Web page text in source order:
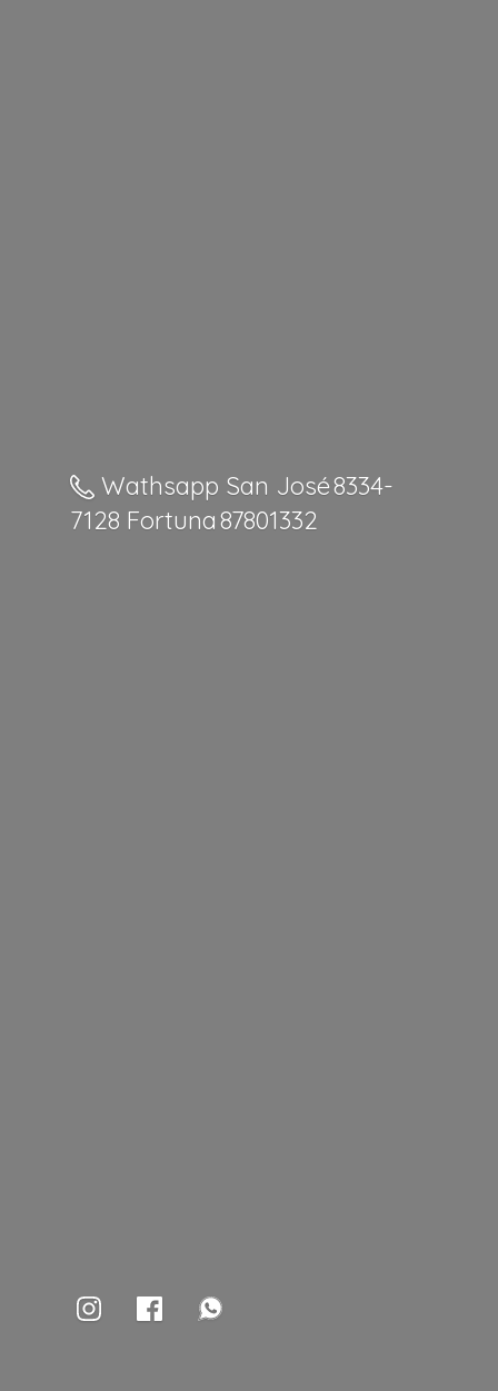
Wathsapp San José 8334-
7128 Fortuna 87801332